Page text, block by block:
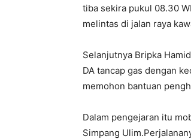
tiba sekira pukul 08.30
melintas di jalan raya
Selanjutnya Bripka
DA tancap gas dengan
memohon bantuan
Dalam pengejaran itu
Simpang